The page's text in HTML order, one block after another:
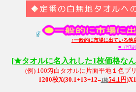
↑一般的に市場に出ている他
■（印刷
[★タオルに名入れした1枚価格な
(例) 100匁白タオルに片面平地１色プ
1200枚X(30.1+13+12=1枚54.1円